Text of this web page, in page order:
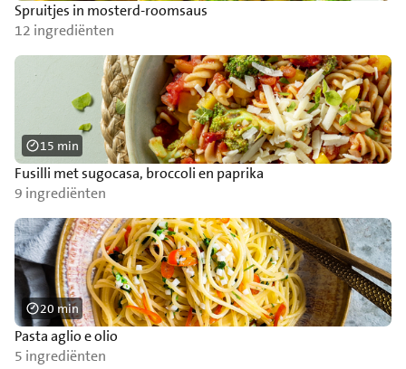
Spruitjes in mosterd-roomsaus
12 ingrediënten
Fusilli met sugocasa, broccoli en paprika
9 ingrediënten
15 min
Pasta aglio e olio
5 ingrediënten
20 min